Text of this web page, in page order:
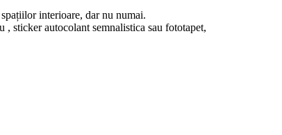
interioare, dar nu numai.
sticker autocolant semnalistica sau fototapet,